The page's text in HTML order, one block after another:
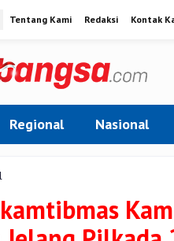
Tentang Kami Redaksi Kontak
Regional Nasional
Bekalar
Gelar
Cooling